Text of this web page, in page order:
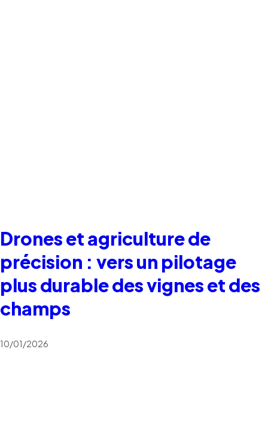
Drones et agriculture de
précision : vers un pilotage
plus durable des vignes et des
champs
10/01/2026